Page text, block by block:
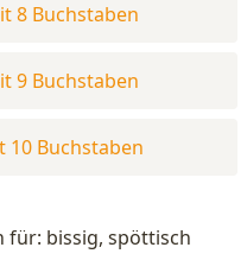
8 Buchstaben
9 Buchstaben
10 Buchstaben
für: bissig, spöttisch